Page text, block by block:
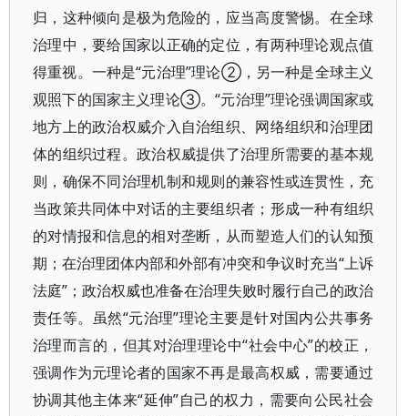
归，这种倾向是极为危险的，应当高度警惕。在全球
治理中，要给国家以正确的定位，有两种理论观点值
得重视。一种是“元治理”理论②，另一种是全球主义
观照下的国家主义理论③。“元治理”理论强调国家或
地方上的政治权威介入自治组织、网络组织和治理团
体的组织过程。政治权威提供了治理所需要的基本规
则，确保不同治理机制和规则的兼容性或连贯性，充
当政策共同体中对话的主要组织者；形成一种有组织
的对情报和信息的相对垄断，从而塑造人们的认知预
期；在治理团体内部和外部有冲突和争议时充当“上诉
法庭”；政治权威也准备在治理失败时履行自己的政治
责任等。虽然“元治理”理论主要是针对国内公共事务
治理而言的，但其对治理理论中“社会中心”的校正，
强调作为元理论者的国家不再是最高权威，需要通过
协调其他主体来“延伸”自己的权力，需要向公民社会